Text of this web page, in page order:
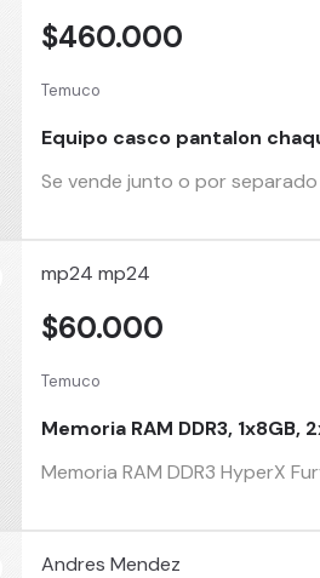
Temuco
Equipo casco pantalon
Se vende junto o por
$460.000
mp24 mp24
Temuco
Memoria RAM DDR3, 1x8GB,
Memoria RAM DDR3 HyperX
$60.000
Andres Mendez